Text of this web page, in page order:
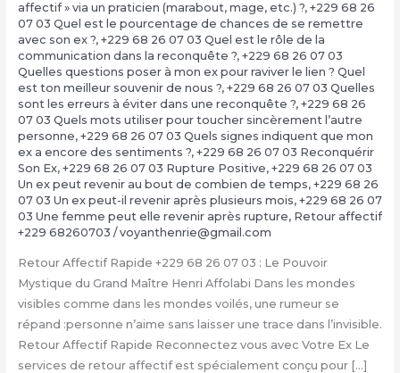
affectif » via un praticien (marabout, mage, etc.) ?, +229 68 26
07 03 Quel est le pourcentage de chances de se remettre
avec son ex ?, +229 68 26 07 03 Quel est le rôle de la
communication dans la reconquête ?, +229 68 26 07 03
Quelles questions poser à mon ex pour raviver le lien ? Quel
est ton meilleur souvenir de nous ?, +229 68 26 07 03 Quelles
sont les erreurs à éviter dans une reconquête ?, +229 68 26
07 03 Quels mots utiliser pour toucher sincèrement l’autre
personne, +229 68 26 07 03 Quels signes indiquent que mon
ex a encore des sentiments ?, +229 68 26 07 03 Reconquérir
Son Ex, +229 68 26 07 03 Rupture Positive, +229 68 26 07 03
Un ex peut revenir au bout de combien de temps, +229 68 26
07 03 Un ex peut-il revenir après plusieurs mois, +229 68 26 07
03 Une femme peut elle revenir après rupture, Retour affectif
+229 68260703 /voyanthenrie@gmail.com
Retour Affectif Rapide +229 68 26 07 03 : Le Pouvoir
Mystique du Grand Maître Henri Affolabi Dans les mondes
visibles comme dans les mondes voilés, une rumeur se
répand :personne n’aime sans laisser une trace dans l’invisible.
Retour Affectif Rapide Reconnectez vous avec Votre Ex Le
services de retour affectif est spécialement conçu pour […]